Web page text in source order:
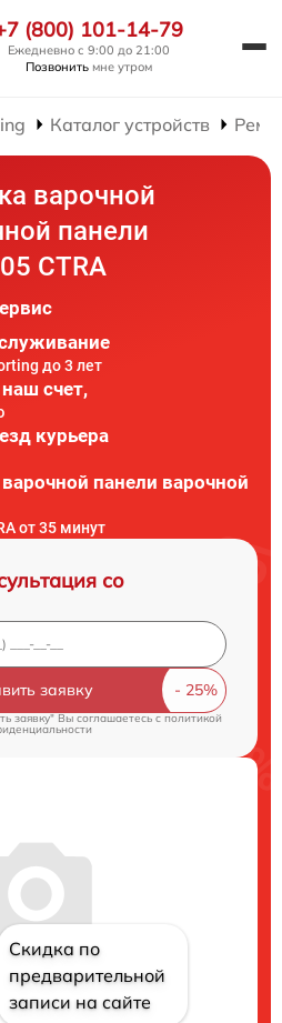
(800) 101-14-79
Ежедневно с 9:00 до 21:00
Позвонить мне утром
Каталог устройств
варочной
панели
CTRA
до 3 лет
счет,
курьера
панели варочной
от 35 минут
со
заявку
заявку" Вы соглашаетесь cполитикой
Скидка по
предварительной
записи на сайте